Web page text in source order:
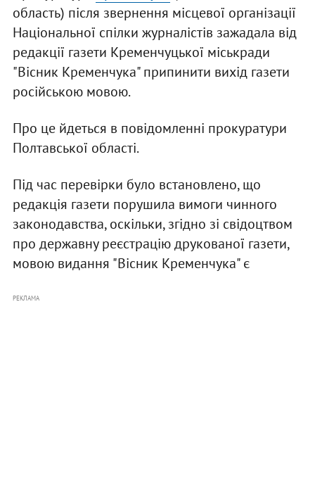
область) після звернення місцевої організації
Національної спілки журналістів зажадала від
редакції газети Кременчуцької міськради
"Вісник Кременчука" припинити вихід газети
російською мовою.
Про це йдеться в повідомленні прокуратури
Полтавської області.
Під час перевірки було встановлено, що
редакція газети порушила вимоги чинного
законодавства, оскільки, згідно зі свідоцтвом
про державну реєстрацію друкованої газети,
мовою видання "Вісник Кременчука" є
РЕКЛАМА